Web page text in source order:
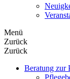
Menü
Zurück
Zurück
Beratung zur